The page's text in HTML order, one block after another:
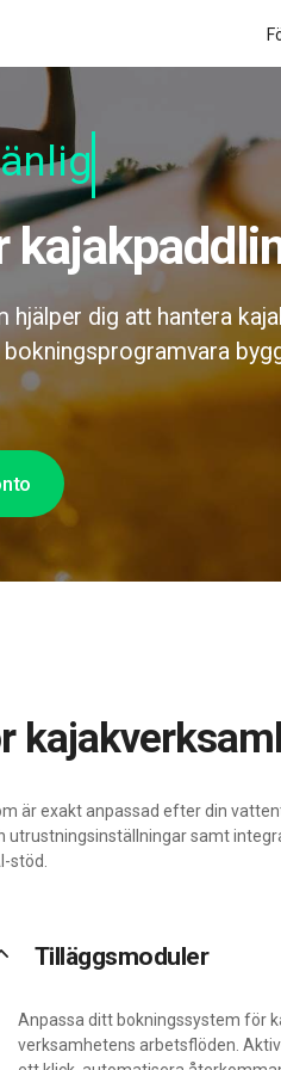
dig att hantera
är exakt anpassad efter din
samt
stöd.
Tilläggsmoduler
Anpassa ditt bokningssystem för
verksamhetens arbetsflöden.